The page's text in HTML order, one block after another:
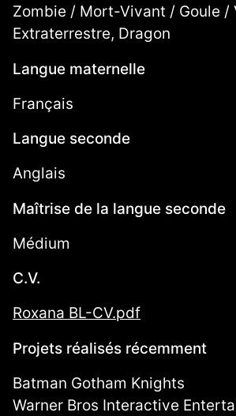
Zombie / Mort-Vivant / Goule /
Extraterrestre, Dragon
Langue maternelle
Français
Langue seconde
Anglais
Maîtrise de la langue seconde
Médium
C.V.
Roxana BL-CV.pdf
Projets réalisés récemment
Batman Gotham Knights
Warner Bros Interactive